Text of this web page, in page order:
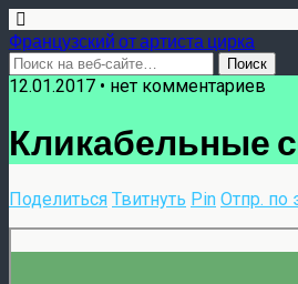
Французский от артиста цирка
12.01.2017 • нет комментариев
Кликабельные
Поделиться Твитнуть Pin Отпр. по